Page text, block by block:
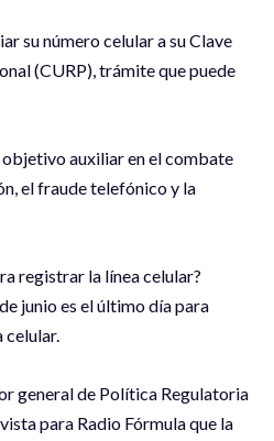
su número celular a su Clave
(CURP), trámite que puede
auxiliar en el combate
el fraude telefónico y la
registrar la línea celular?
junio es el último día para
celular.
general de Política Regulatoria
para Radio Fórmula que la